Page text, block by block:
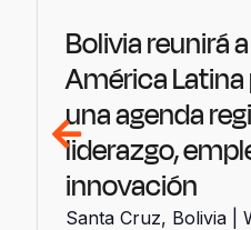
Bolivia reunirá
América
una agenda
liderazgo,
innovación
Santa Cruz, Bolivia |